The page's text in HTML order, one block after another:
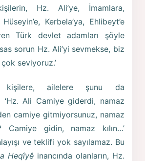
Hz. Ali’ye, İmamlara,
Kerbela’ya, Ehlibeyt’e
Türk devlet adamları şöyle
sorun Hz. Ali’yi sevmekse, biz
seviyoruz.’
ailelere şunu da
‘Hz. Ali Camiye giderdi, namaz
camiye gitmiyorsunuz, namaz
Camiye gidin, namaz kılın…’
ve teklifi yok sayılamaz. Bu
Heqîyê inancında olanların, Hz.